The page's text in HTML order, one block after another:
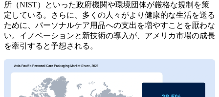
所（NIST）といった政府機関や環境団体が厳格な規制を策
定している。さらに、多くの人々がより健康的な生活を送る
ために、パーソナルケア用品への支出を増やすことを厭わな
い。イノベーションと新技術の導入が、アメリカ市場の成長
を牽引すると予想される。